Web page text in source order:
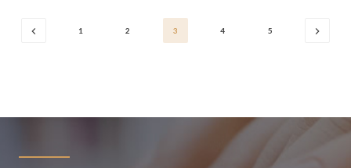
1 2 3 4 5